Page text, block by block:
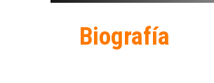
Biografía